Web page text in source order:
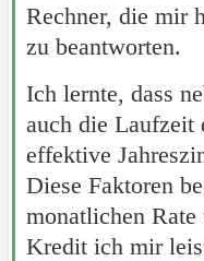
Rechner, die mir
zu beantworten.
Ich lernte, dass
auch die Laufzeit
effektive
Diese Faktoren
monatlichen
Kredit ich mir